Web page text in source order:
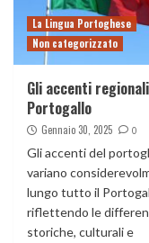
La Lingua Portoghese
Non categorizzato
Gli accenti
Portogallo
Gennaio 30, 2025 0
Gli accenti del
variano
lungo tutto il
riflettendo le
storiche, culturali e